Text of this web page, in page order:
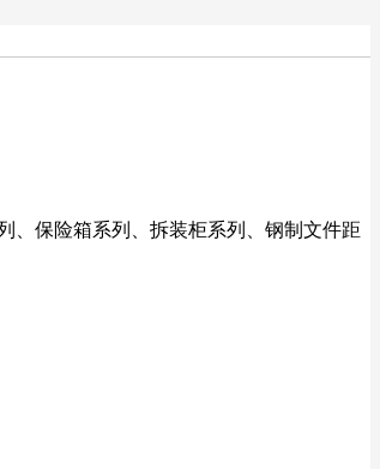
、保险箱系列、拆装柜系列、钢制文件距